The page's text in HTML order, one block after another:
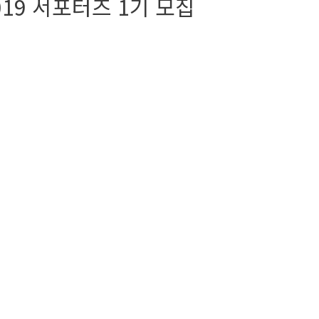
서포터즈 1기 모집